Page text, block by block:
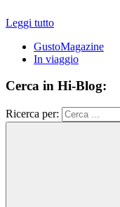
Leggi tutto
GustoMagazine
In viaggio
Cerca in Hi-Blog:
Ricerca per: